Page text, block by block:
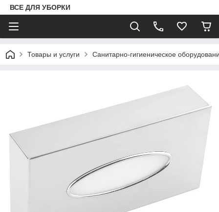
ВСЕ ДЛЯ УБОРКИ
Товары и услуги Санитарно-гигиеническое